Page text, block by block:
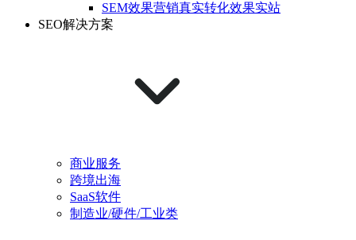
SEM效果营销真实转化效果实站
SEO解决方案
商业服务
跨境出海
SaaS软件
制造业/硬件/工业类